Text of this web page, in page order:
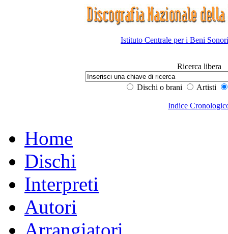
Istituto Centrale per i Beni
Ricerca libera
Dischi o brani Artisti
Indice
Home
Dischi
Interpreti
Autori